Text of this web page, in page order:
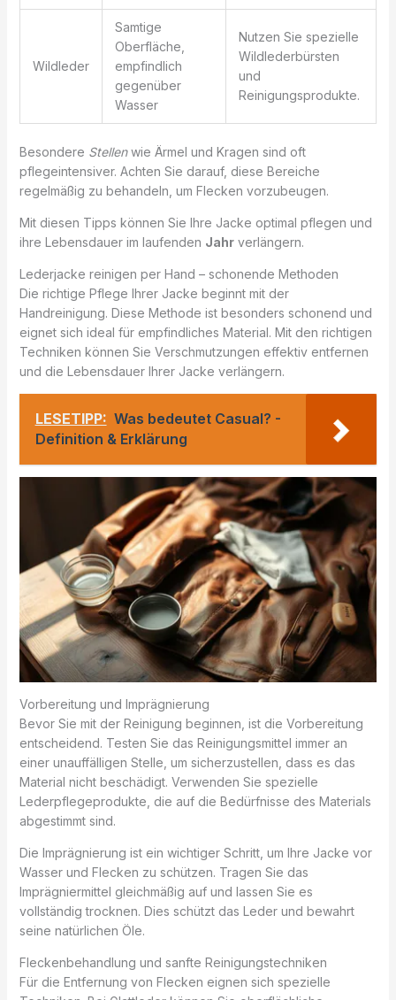
Wildleder
Samtige
Oberfläche,
empfindlich
gegenüber
Wasser
Nutzen Sie spezielle
Wildlederbürsten
und
Reinigungsprodukte.
Besondere Stellenwie Ärmel und Kragen sind oft
pflegeintensiver. Achten Sie darauf, diese Bereiche
regelmäßig zu behandeln, um Flecken vorzubeugen.
Mit diesen Tipps können Sie Ihre Jacke optimal pflegen und
ihre Lebensdauer im laufenden Jahrverlängern.
Lederjacke reinigen per Hand – schonende Methoden
Die richtige Pflege Ihrer Jacke beginnt mit der
Handreinigung. Diese Methode ist besonders schonend und
eignet sich ideal für empfindliches Material. Mit den richtigen
Techniken können Sie Verschmutzungen effektiv entfernen
und die Lebensdauer Ihrer Jacke verlängern.
LESETIPP: Was bedeutet Casual? -
Definition & Erklärung
Vorbereitung und Imprägnierung
Bevor Sie mit der Reinigung beginnen, ist die Vorbereitung
entscheidend. Testen Sie das Reinigungsmittel immer an
einer unauffälligen Stelle, um sicherzustellen, dass es das
Material nicht beschädigt. Verwenden Sie spezielle
Lederpflegeprodukte, die auf die Bedürfnisse des Materials
abgestimmt sind.
Die Imprägnierung ist ein wichtiger Schritt, um Ihre Jacke vor
Wasser und Flecken zu schützen. Tragen Sie das
Imprägniermittel gleichmäßig auf und lassen Sie es
vollständig trocknen. Dies schützt das Leder und bewahrt
seine natürlichen Öle.
Fleckenbehandlung und sanfte Reinigungstechniken
Für die Entfernung von Flecken eignen sich spezielle